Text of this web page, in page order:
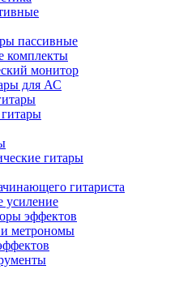
пассивные
комплекты
монитор
для АС
гитары
гитариста
усиление
эффектов
метрономы